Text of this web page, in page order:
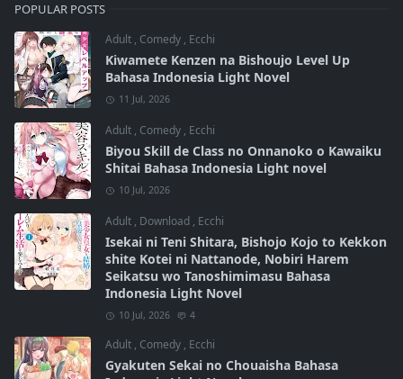
POPULAR POSTS
Adult , Comedy , Ecchi
Kiwamete Kenzen na Bishoujo Level Up
Bahasa Indonesia Light Novel
11 Jul, 2026
Adult , Comedy , Ecchi
Biyou Skill de Class no Onnanoko o Kawaiku
Shitai Bahasa Indonesia Light novel
10 Jul, 2026
Adult , Download , Ecchi
Isekai ni Teni Shitara, Bishojo Kojo to Kekkon
shite Kotei ni Nattanode, Nobiri Harem
Seikatsu wo Tanoshimimasu Bahasa
Indonesia Light Novel
10 Jul, 2026 4
Adult , Comedy , Ecchi
Gyakuten Sekai no Chouaisha Bahasa